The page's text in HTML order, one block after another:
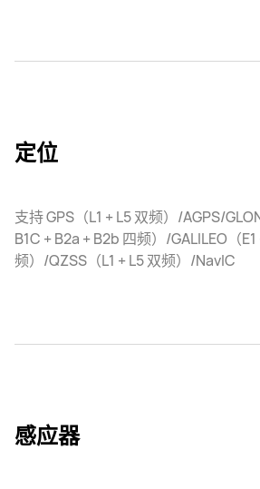
定位
支持 GPS（L1 + L5 双频）/AGPS/
B1C + B2a + B2b 四频）/GALILEO（E1
频）/QZSS（L1 + L5 双频）/NavIC
感应器